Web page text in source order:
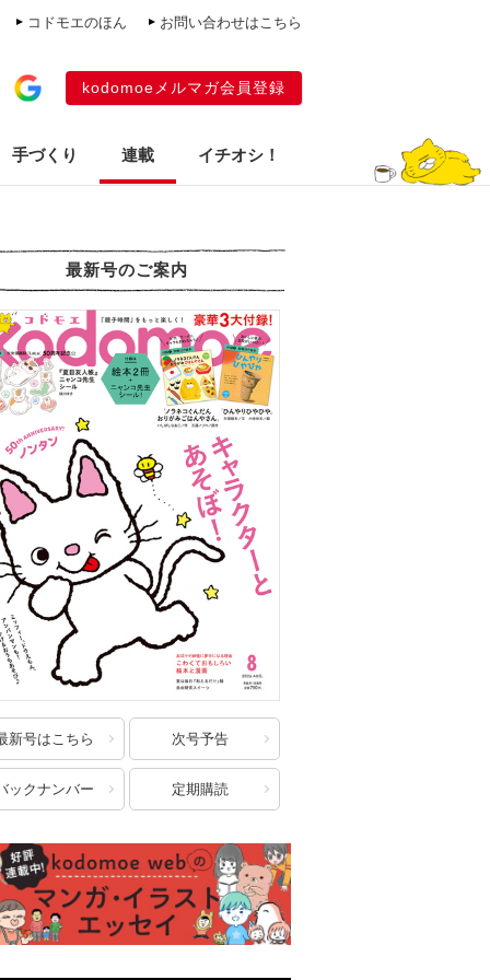
コドモエのほん お問い合わせはこちら
kodomoeメルマガ会員登録
手づくり 連載 イチオシ！
最新号のご案内
新号はこちら 次号予告
ックナンバー 定期購読